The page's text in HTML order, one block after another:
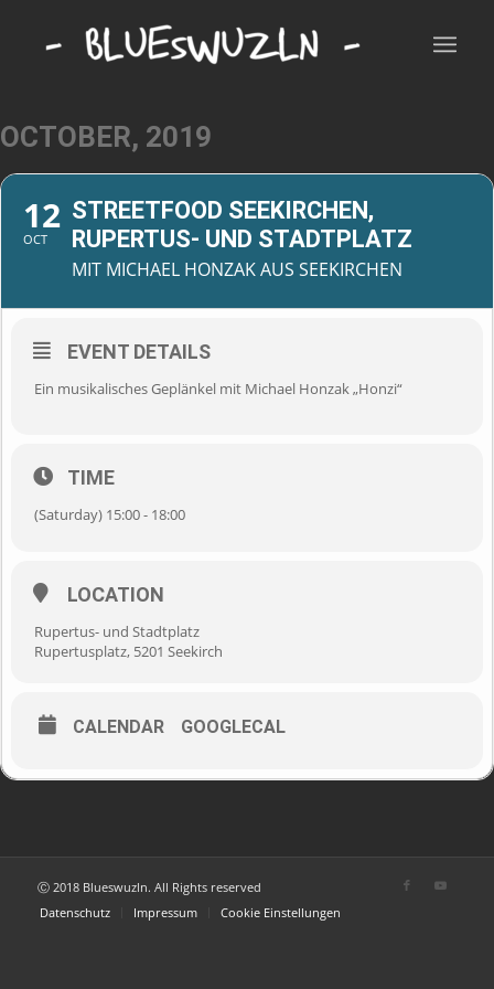
OCTOBER, 2019
12
OCT
STREETFOOD SEEKIRCHEN,
RUPERTUS- UND STADTPLATZ
MIT MICHAEL HONZAK AUS SEEKIRCHEN
EVENT DETAILS
Ein musikalisches Geplänkel mit Michael Honzak „Honzi“
TIME
(Saturday) 15:00 - 18:00
LOCATION
Rupertus- und Stadtplatz
Rupertusplatz, 5201 Seekirch
CALENDAR GOOGLECAL
Ⓒ 2018 Blueswuzln. All Rights reserved
Datenschutz
Impressum Cookie Einstellungen